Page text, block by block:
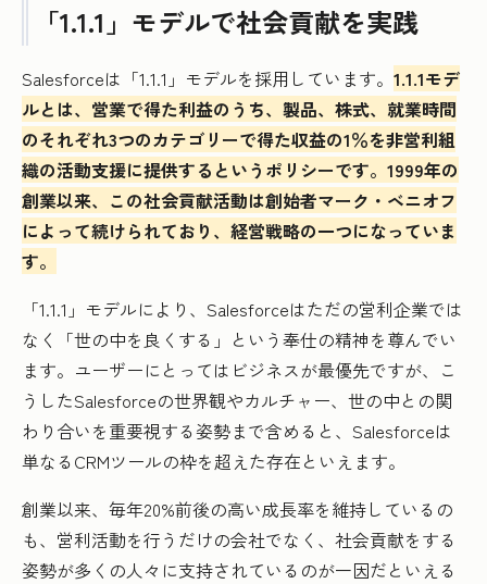
「1.1.1」モデルで社会貢献を実践
Salesforceは「1.1.1」モデルを採用しています。 1.1.1モデ
ルとは、営業で得た利益のうち、製品、株式、就業時間
のそれぞれ3つのカテゴリーで得た収益の1％を非営利組
織の活動支援に提供するというポリシーです。1999年の
創業以来、この社会貢献活動は創始者マーク・ベニオフ
によって続けられており、経営戦略の一つになっていま
す。
「1.1.1」モデルにより、Salesforceはただの営利企業では
なく「世の中を良くする」という奉仕の精神を尊んでい
ます。ユーザーにとってはビジネスが最優先ですが、こ
うしたSalesforceの世界観やカルチャー、世の中との関
わり合いを重要視する姿勢まで含めると、Salesforceは
単なるCRMツールの枠を超えた存在といえます。
創業以来、毎年20%前後の高い成長率を維持しているの
も、営利活動を行うだけの会社でなく、社会貢献をする
姿勢が多くの人々に支持されているのが一因だといえる